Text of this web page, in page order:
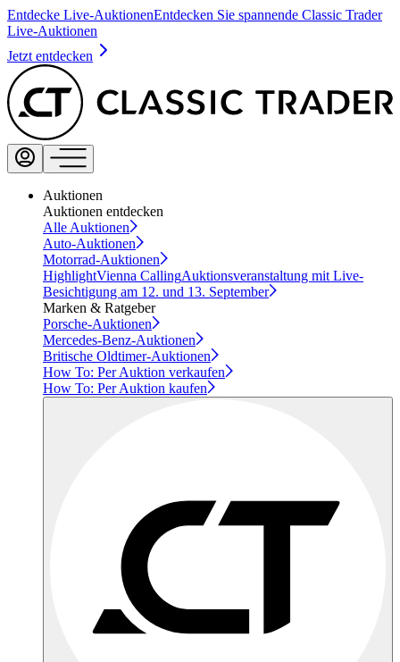
Entdecke Live-AuktionenEntdecken Sie spannende Classic Trader
Live-Auktionen
Jetzt entdecken
Auktionen
Auktionen entdecken
Alle Auktionen
Auto-Auktionen
Motorrad-Auktionen
HighlightVienna CallingAuktionsveranstaltung mit Live-
Besichtigung am 12. und 13. September
Marken & Ratgeber
Porsche-Auktionen
Mercedes-Benz-Auktionen
Britische Oldtimer-Auktionen
How To: Per Auktion verkaufen
How To: Per Auktion kaufen